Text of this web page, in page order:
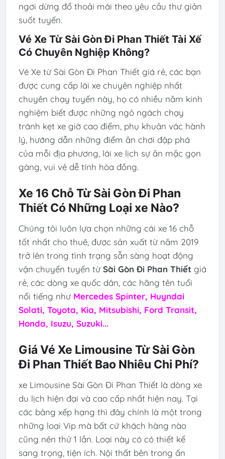
ngơi dừng đổ thoải mái theo yêu cầu thư giản
suốt tuyến.
Vé Xe Từ Sài Gòn Đi Phan Thiết Tài Xế
Có Chuyên Nghiệp Không?
Vé Xe từ Sài Gòn Đi Phan Thiết giá rẻ, các bạn
được cung cấp lái xe chuyên nghiệp nhất
chuyên chạy tuyến này, họ có nhiều năm kinh
nghiệm biết được những ngỏ ngách chạy
tránh kẹt xe giờ cao điểm, phụ khuân vác hành
lý, hướng dẫn những điểm ăn chơi đập phá
của mỗi địa phương, lái xe lịch sự ăn mặc gọn
gàng, vui vẻ dễ tính hòa đồng.
Xe 16 Chỗ Từ Sài Gòn Đi Phan
Thiết Có Những Loại xe Nào?
Chúng tôi luôn lựa chọn những cái xe 16 chỗ
tốt nhất cho thuê, được sản xuất từ năm 2019
trở lên trong tình trạng sẵn sàng hoạt động
vận chuyển tuyến từSài Gòn Đi Phan Thiết giá
rẻ, các dòng xe quốc dân, các hãng tên tuổi
nổi tiếng như Mercedes Spinter, Huyndai
Solati, Toyota, Kia, Mitsubishi, Ford Transit,
Honda, Isuzu, Suzuki...
Giá Vé Xe Limousine Từ Sài Gòn
Đi Phan Thiết Bao Nhiêu Chi Phí?
xe Limousine Sài Gòn Đi Phan Thiết là dòng xe
du lịch hiện đại và cao cấp nhất hiện nay. Tại
các bảng xếp hạng thì đây chính là một trong
những loại Vip mà bất cứ khách hàng nào
cũng nên thử 1 lần. Loại này có có thiết kế
sang trọng, tiện ích. Nội thất bên trong ấn